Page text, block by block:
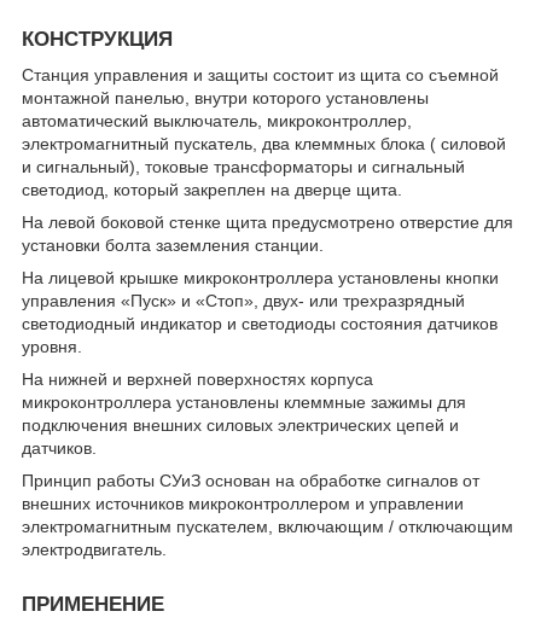
КОНСТРУКЦИЯ
Станция управления и защиты состоит из щита со съемной
монтажной панелью, внутри которого установлены
автоматический выключатель, микроконтроллер,
электромагнитный пускатель, два клеммных блока ( силовой
и сигнальный), токовые трансформаторы и сигнальный
светодиод, который закреплен на дверце щита.
На левой боковой стенке щита предусмотрено отверстие для
установки болта заземления станции.
На лицевой крышке микроконтроллера установлены кнопки
управления «Пуск» и «Стоп», двух- или трехразрядный
светодиодный индикатор и светодиоды состояния датчиков
уровня.
На нижней и верхней поверхностях корпуса
микроконтроллера установлены клеммные зажимы для
подключения внешних силовых электрических цепей и
датчиков.
Принцип работы СУиЗ основан на обработке сигналов от
внешних источников микроконтроллером и управлении
электромагнитным пускателем, включающим / отключающим
электродвигатель.
ПРИМЕНЕНИЕ